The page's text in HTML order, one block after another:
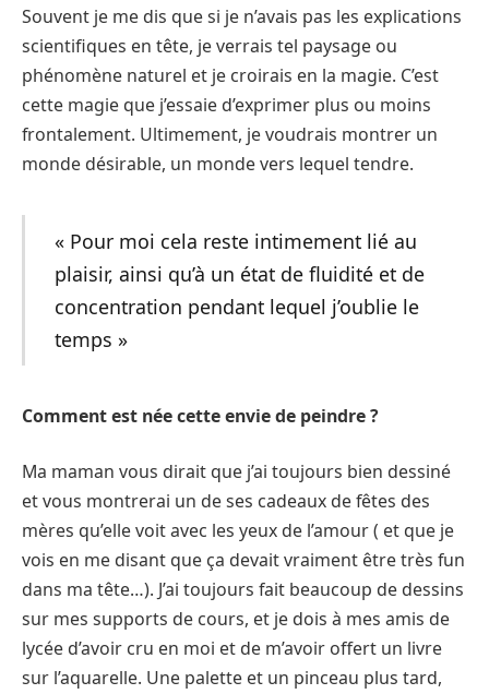
Souvent je me dis que si je n’avais pas les explications
scientifiques en tête, je verrais tel paysage ou
phénomène naturel et je croirais en la magie. C’est
cette magie que j’essaie d’exprimer plus ou moins
frontalement. Ultimement, je voudrais montrer un
monde désirable, un monde vers lequel tendre.
« Pour moi cela reste intimement lié au
plaisir, ainsi qu’à un état de fluidité et de
concentration pendant lequel j’oublie le
temps »
Comment est née cette envie de peindre ?
Ma maman vous dirait que j’ai toujours bien dessiné
et vous montrerai un de ses cadeaux de fêtes des
mères qu’elle voit avec les yeux de l’amour ( et que je
vois en me disant que ça devait vraiment être très fun
dans ma tête…). J’ai toujours fait beaucoup de dessins
sur mes supports de cours, et je dois à mes amis de
lycée d’avoir cru en moi et de m’avoir offert un livre
sur l’aquarelle. Une palette et un pinceau plus tard,